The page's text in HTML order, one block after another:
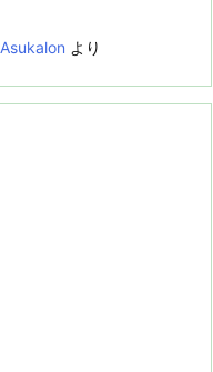
Asukalon より